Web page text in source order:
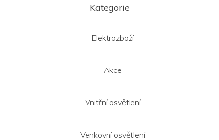
Kategorie
Elektrozboží
Akce
Vnitřní osvětlení
Venkovní osvětlení